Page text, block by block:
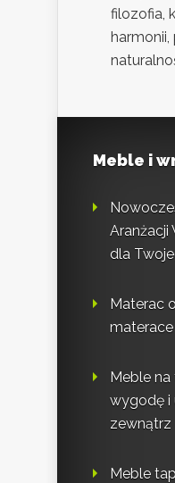
filozofia,
harmonii,
Meble i
Aranżacji
dla
Materac
materace
Meble na
wygodę i
zewnątrz
Meble